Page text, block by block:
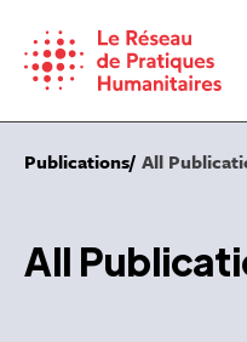
content
Publications All
All